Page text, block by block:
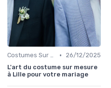
Costumes Sur Mesure •
26/12/2025
L'art du costume sur mesure
à Lille pour votre mariage